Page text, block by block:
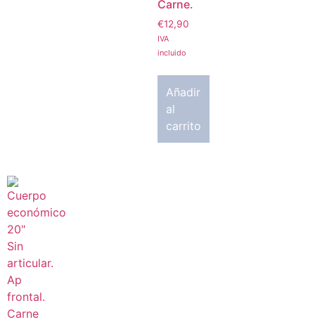
Carne.
€12,90
IVA
incluido
Añadir
al
carrito